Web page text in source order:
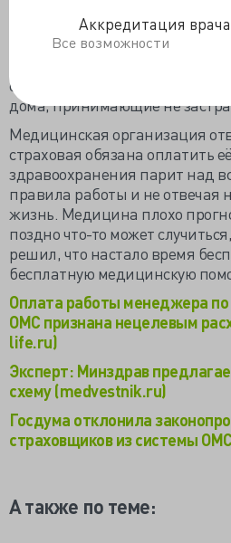
Аккредитация врача
Все возможности
жизни и смерти приболевших
играют финансовой роли, всё
опытом работы задарма
дома, принимающие не
Медицинская организация
страховая обязана оплатить
здравоохранения парит над
правила работы и не отвечая
жизнь. Медицина плохо
поздно что-то может
решил, что настало время
бесплатную медицинскую
Оплата работы менеджера по
ОМС признана нецелевым
life.ru)
Эксперт: Минздрав
схему (medvestnik.ru)
Госдума отклонила
страховщиков из системы
А также по теме: